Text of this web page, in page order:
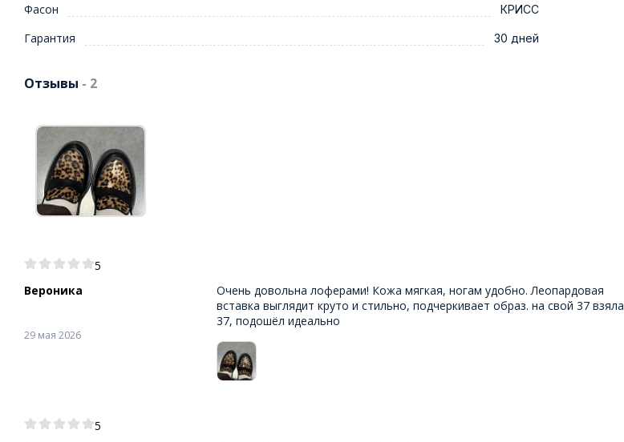
Фасон КРИСС
Гарантия 30 дней
Отзывы - 2
5
Вероника
29 мая 2026
Очень довольна лоферами! Кожа мягкая, ногам удобно. Леопардовая
вставка выглядит круто и стильно, подчеркивает образ. на свой 37 взяла
37, подошёл идеально
5